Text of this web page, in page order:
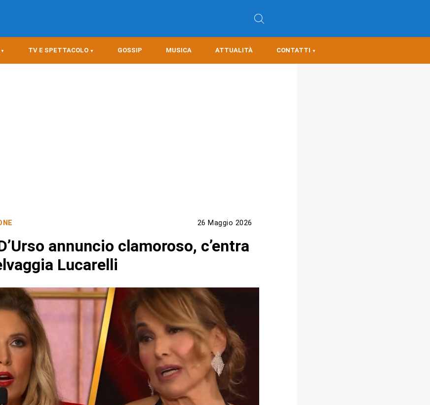
TV E SPETTACOLO GOSSIP MUSICA ATTUALITÀ CONTATTI
26 Maggio 2026
annuncio clamoroso, c’entra
Lucarelli